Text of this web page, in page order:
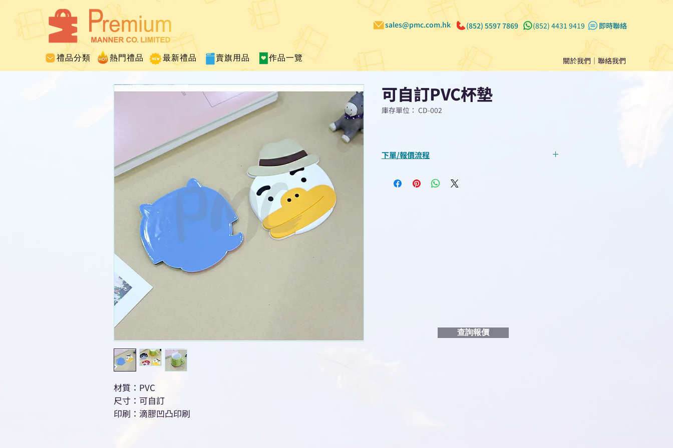
禮品分類 熱門禮品 最新禮品 賣旗用品 作品一覽
sales@pmc.com.hk (852) 5597 7869 (852) 4431 9419 ​即時聯絡
關於我們 ｜聯絡我們
材質：PVC
尺寸：可自訂
印刷：滴膠凹凸印刷
可自訂PVC杯墊
庫存單位： CD-002
下單/報價流程
查詢或報價”
查詢報價